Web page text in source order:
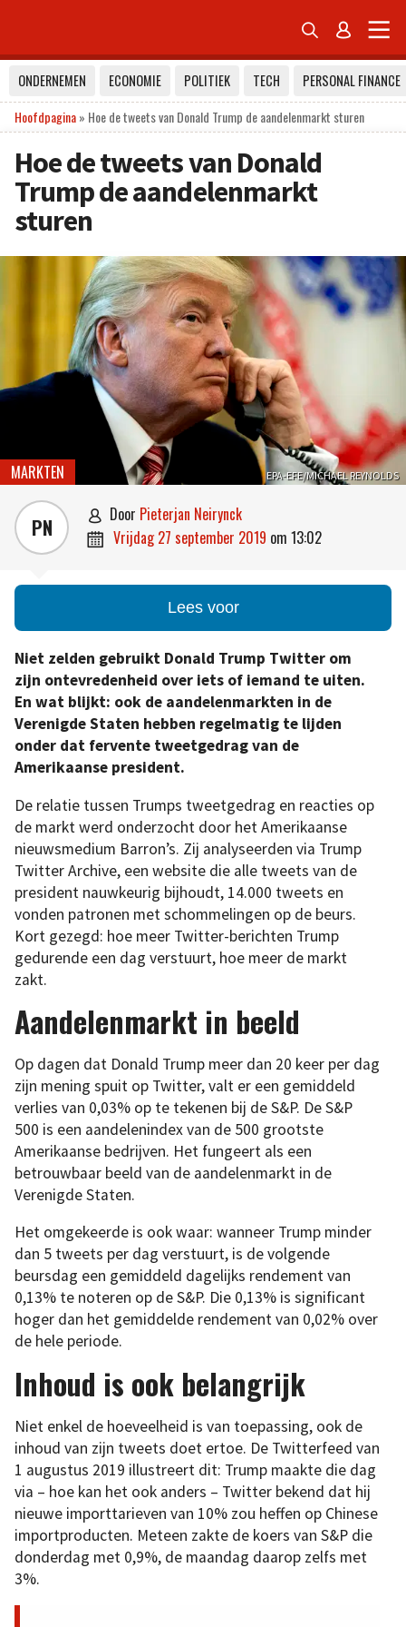
 
ONDERNEMEN ECONOMIE POLITIEK TECH
PERSONAL FINANCE
Hoofdpagina» Hoe de tweets van Donald Trump de aandelenmarkt sturen
Hoe de tweets van Donald
Trump de aandelenmarkt
sturen
EPA-EFE/MICHAEL REYNOLDS
MARKTEN
PN  door Pieterjan Neirynck
 vrijdag 27 september 2019 om 13:02
Lees voor
Niet zelden gebruikt Donald Trump Twitter om
zijn ontevredenheid over iets of iemand te uiten.
En wat blijkt: ook de aandelenmarkten in de
Verenigde Staten hebben regelmatig te lijden
onder dat fervente tweetgedrag van de
Amerikaanse president.
De relatie tussen Trumps tweetgedrag en reacties op
de markt werd onderzocht door het Amerikaanse
nieuwsmedium Barron’s. Zij analyseerden via Trump
Twitter Archive, een website die alle tweets van de
president nauwkeurig bijhoudt, 14.000 tweets en
vonden patronen met schommelingen op de beurs.
Kort gezegd: hoe meer Twitter-berichten Trump
gedurende een dag verstuurt, hoe meer de markt
zakt.
Aandelenmarkt in beeld
Op dagen dat Donald Trump meer dan 20 keer per dag
zijn mening spuit op Twitter, valt er een gemiddeld
verlies van 0,03% op te tekenen bij de S&P. De S&P
500 is een aandelenindex van de 500 grootste
Amerikaanse bedrijven. Het fungeert als een
betrouwbaar beeld van de aandelenmarkt in de
Verenigde Staten.
Het omgekeerde is ook waar: wanneer Trump minder
dan 5 tweets per dag verstuurt, is de volgende
beursdag een gemiddeld dagelijks rendement van
0,13% te noteren op de S&P. Die 0,13% is significant
hoger dan het gemiddelde rendement van 0,02% over
de hele periode.
Inhoud is ook belangrijk
Niet enkel de hoeveelheid is van toepassing, ook de
inhoud van zijn tweets doet ertoe. De Twitterfeed van
1 augustus 2019 illustreert dit: Trump maakte die dag
via – hoe kan het ook anders – Twitter bekend dat hij
nieuwe importtarieven van 10% zou heffen op Chinese
importproducten. Meteen zakte de koers van S&P die
donderdag met 0,9%, de maandag daarop zelfs met
3%.